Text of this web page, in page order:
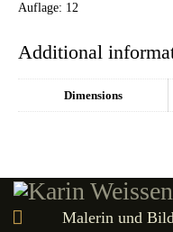
Auflage: 12
Additional
Dimensions
Malerin und